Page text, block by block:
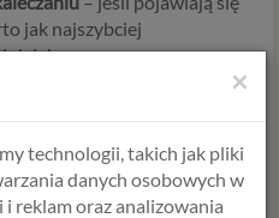
jak najszybciej
lekarzem.
u siebie te
×
technologii, takich jak pliki
danych osobowych w
reklam oraz analizowania